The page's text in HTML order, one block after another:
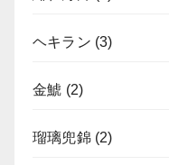
ヘキラン (3)
金鯱 (2)
瑠璃兜錦(2)